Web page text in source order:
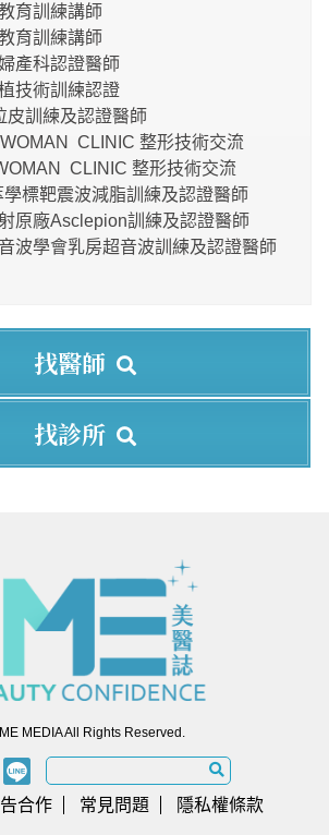
育訓練講師
育訓練講師
產科認證醫師
技術訓練認證
皮訓練及認證醫師
CLINIC 整形技術交流
CLINIC 整形技術交流
標靶震波減脂訓練及認證醫師
原廠Asclepion訓練及認證醫師
波學會乳房超音波訓練及認證醫師
找醫師
找診所
MEDIA All Rights Reserved.
合作 常見問題 隱私權條款